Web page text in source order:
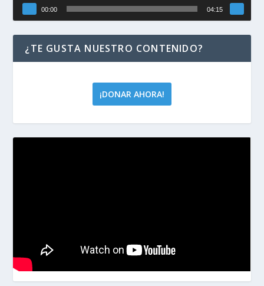
00:00 04:15
¿TE GUSTA NUESTRO CONTENIDO?
¡DONAR AHORA!